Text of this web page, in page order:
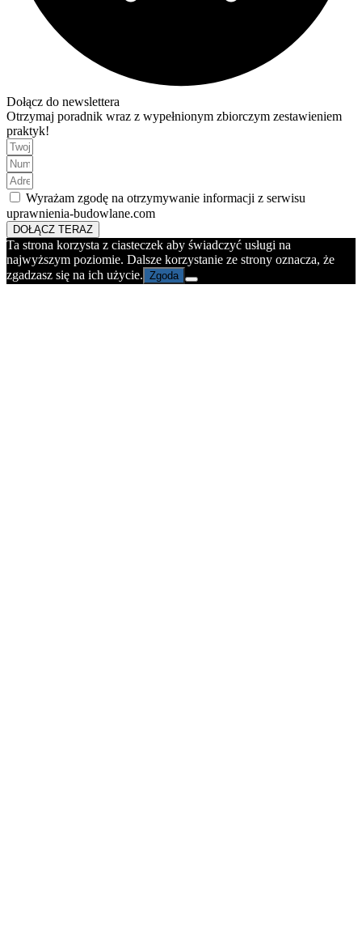
Dołącz do newslettera
Otrzymaj poradnik wraz z wypełnionym zbiorczym zestawieniem
praktyk!
Wyrażam zgodę na otrzymywanie informacji z serwisu
uprawnienia-budowlane.com
DOŁĄCZ TERAZ
Ta strona korzysta z ciasteczek aby świadczyć usługi na
najwyższym poziomie. Dalsze korzystanie ze strony oznacza, że
zgadzasz się na ich użycie. Zgoda